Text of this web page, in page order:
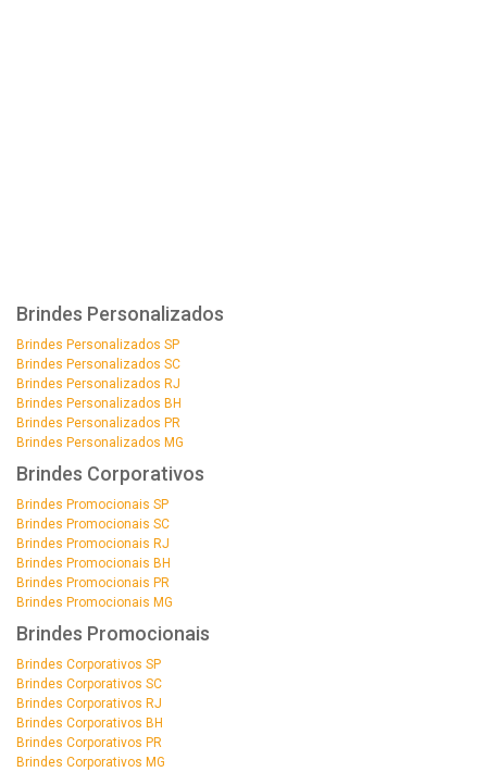
Brindes Personalizados
Brindes Personalizados SP
Brindes Personalizados SC
Brindes Personalizados RJ
Brindes Personalizados BH
Brindes Personalizados PR
Brindes Personalizados MG
Brindes Corporativos
Brindes Promocionais SP
Brindes Promocionais SC
Brindes Promocionais RJ
Brindes Promocionais BH
Brindes Promocionais PR
Brindes Promocionais MG
Brindes Promocionais
Brindes Corporativos SP
Brindes Corporativos SC
Brindes Corporativos RJ
Brindes Corporativos BH
Brindes Corporativos PR
Brindes Corporativos MG